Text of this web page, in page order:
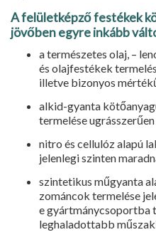
A felületképző festékek
jövőben egyre inkább
a természetes olaj, –
és olajfestékek
illetve bizonyos
alkid-gyanta
termelése
nitro és cellulóz alapú
jelenlegi szinten
szintetikus műgyanta
zománcok termelé­se
e gyártmánycsoportba
leghaladottabb